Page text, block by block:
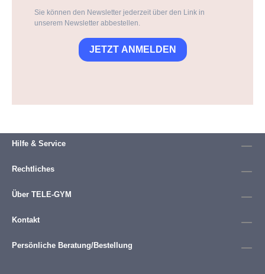
Sie können den Newsletter jederzeit über den Link in
unserem Newsletter abbestellen.
JETZT ANMELDEN
Hilfe & Service
Rechtliches
Über TELE-GYM
Kontakt
Persönliche Beratung/Bestellung